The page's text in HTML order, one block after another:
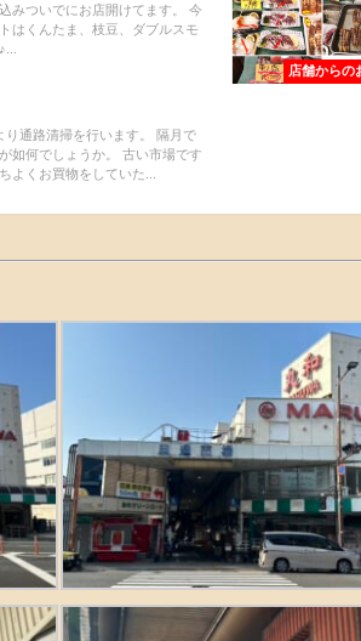
みついでにお店開けてます。 今
はくんたま、枝豆、ダブルスモ
店舗からの
通路清掃を行います。 隔月で
如何でしょうか。 古い市場です
よくお買物をしていた...